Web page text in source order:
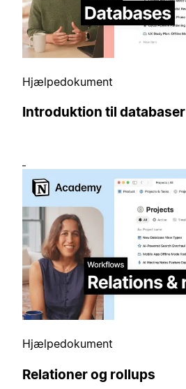
Hjælpedokument
Introduktion til databaser
Hjælpedokument
Relationer og rollups